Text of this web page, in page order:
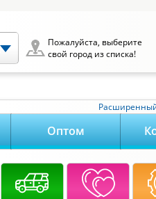
Пожалуйста, выберите
свой город из списка!
Оптом